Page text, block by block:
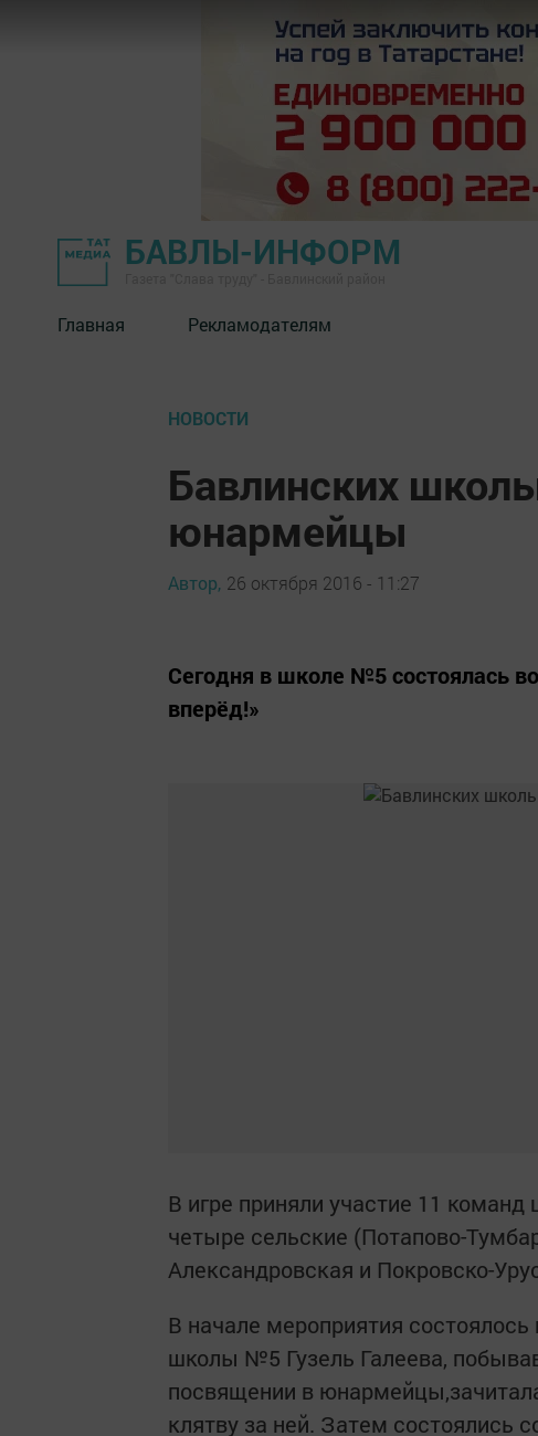
БАВЛЫ-ИНФОРМ
Главная Рекламодателям
НОВОСТИ
Бавлинских
юнармейцы
Автор, 26 октября 2016 - 11:27
Сегодня в школе №5 состоялась
вперёд!»
В игре приняли участие 11
четыре сельские (Потапово-
Александровская и Покровско-
В начале мероприятия
школы №5 Гузель Галеева,
посвящении в
клятву за ней. Затем состоялись